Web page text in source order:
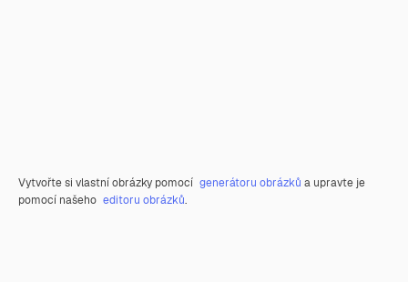
Vytvořte si vlastní obrázky pomocí generátoru obrázků a upravte je
pomocí našeho editoru obrázků.